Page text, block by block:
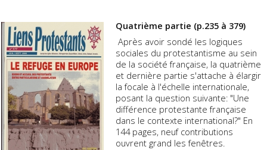
Quatrième partie (p.235 à 379)
Après avoir sondé les logiques
sociales du protestantisme au sein
de la société française, la quatrième
et dernière partie s'attache à élargir
la focale à l'échelle internationale,
posant la question suivante: "Une
différence protestante française
dans le contexte international?" En
144 pages, neuf contributions
ouvrent grand les fenêtres.